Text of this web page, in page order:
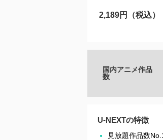
2,189円（税込）
国内アニメ作品
数
U-NEXTの特徴
見放題作品数